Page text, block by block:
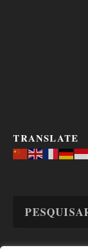
TRANSLATE